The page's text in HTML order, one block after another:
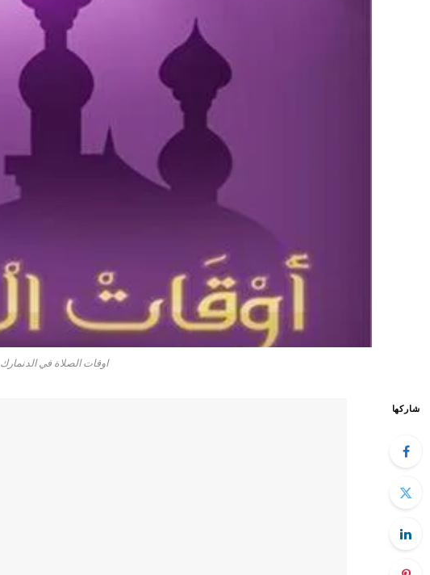
اوقات الصلاة في الدنمارك
شاركها